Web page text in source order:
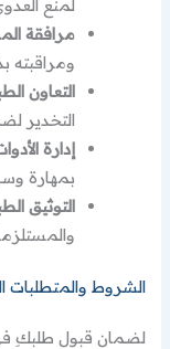
لمنع
مرافقة
ومراقبته
التعاون
التخدير
إدارة
بمهارة
التوثيق
الشروط والمتطلبات
لضمان قبول طلبكِ